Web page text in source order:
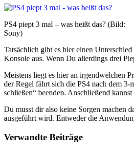
PS4 piept 3 mal – was heißt das? (Bild:
Sony)
Tatsächlich gibt es hier einen
Konsole aus. Wenn Du allerdings drei
Meistens liegt es hier an irgendwelchen
der Regel fährt sich die PS4 nach dem
schließen“ beenden. Anschließend
Du musst dir also keine Sorgen machen
ausgeführt wird. Entweder die
Verwandte Beiträge